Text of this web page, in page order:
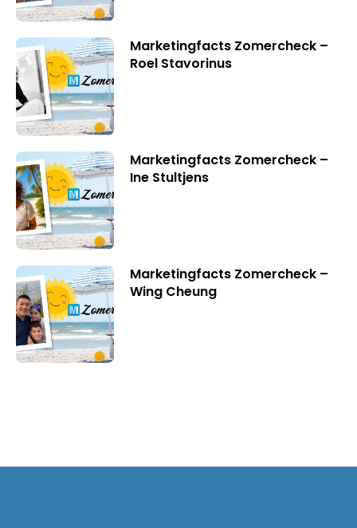
Marketingfacts Zomercheck –
Roel Stavorinus
Marketingfacts Zomercheck –
Ine Stultjens
Marketingfacts Zomercheck –
Wing Cheung